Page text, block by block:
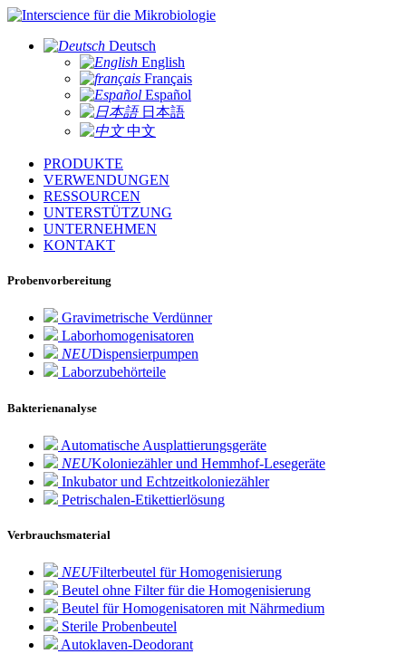
für die Mikrobiologie
Deutsch
English
Français
Español
日本語
中文
PRODUKTE
VERWENDUNGEN
RESSOURCEN
UNTERSTÜTZUNG
UNTERNEHMEN
KONTAKT
Probenvorbereitung
Gravimetrische Verdünner
Laborhomogenisatoren
NEUDispensierpumpen
Laborzubehörteile
Bakterienanalyse
Automatische Ausplattierungsgeräte
NEUKoloniezähler und Hemmhof-Lesegeräte
Inkubator und Echtzeitkoloniezähler
Petrischalen-Etikettierlösung
Verbrauchsmaterial
NEUFilterbeutel für Homogenisierung
Beutel ohne Filter für die Homogenisierung
Beutel für Homogenisatoren mit Nährmedium
Sterile Probenbeutel
Autoklaven-Deodorant